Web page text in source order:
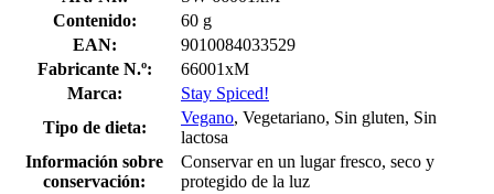
Contenido:
60 g
EAN:
9010084033529
Fabricante N.º:
66001xM
Marca:
Stay Spiced!
Tipo de dieta:
Vegano, Vegetariano, Sin gluten, Sin
lactosa
Información sobre
conservación:
Conservar en un lugar fresco, seco y
protegido de la luz